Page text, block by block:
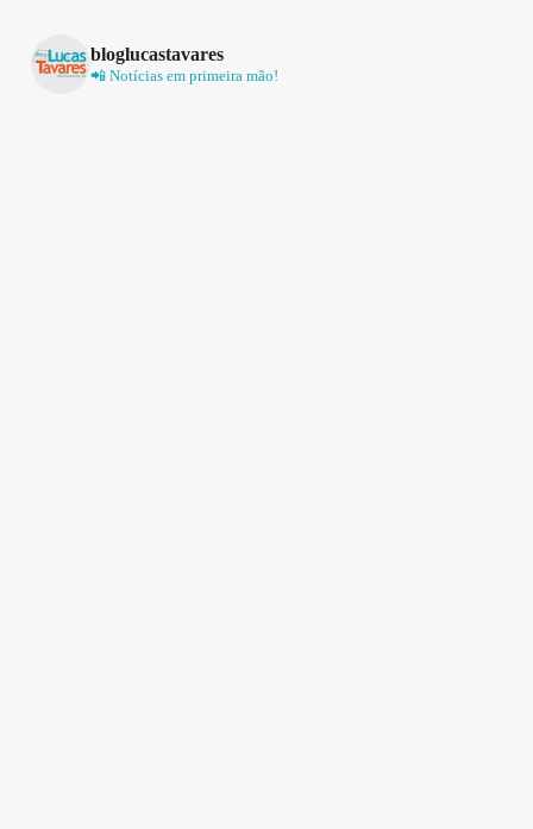
bloglucastavares
📲 Notícias em primeira mão!